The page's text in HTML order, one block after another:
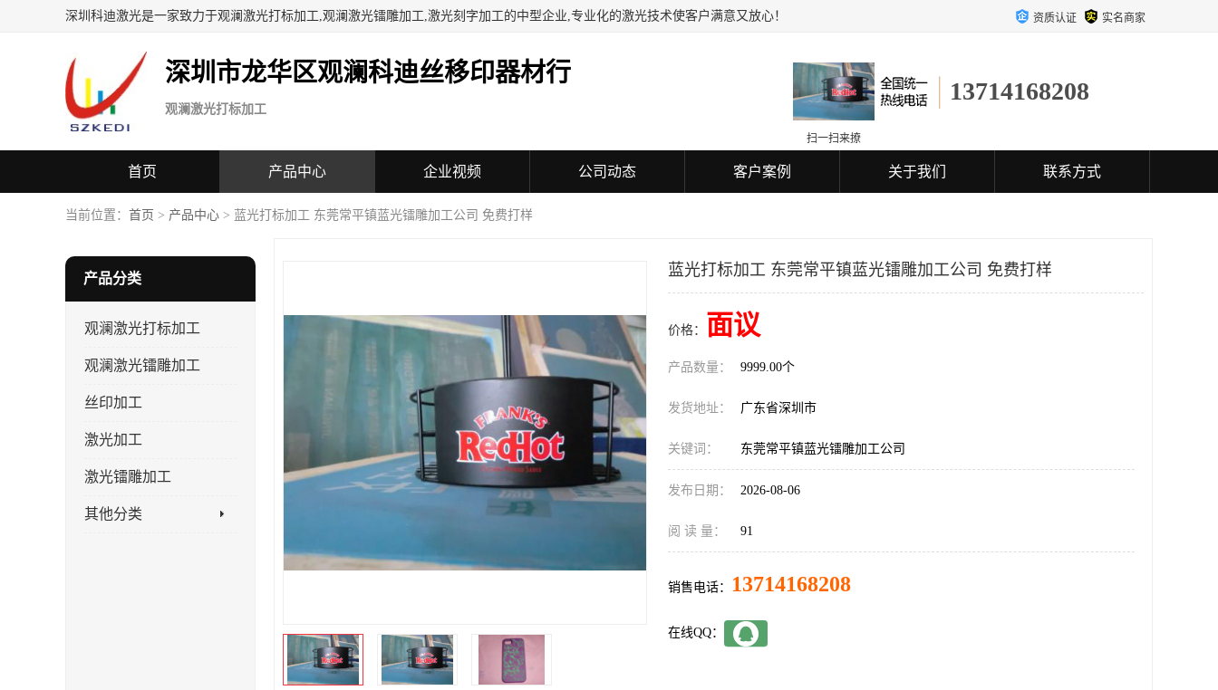
深圳科迪激光是一家致力于观澜激光打标加工,观澜激光镭雕加工,激光刻字加工的中型企业,专业化的激光技术使客户满意又放心！ 资质认证 实名商家
深圳市龙华区观澜科迪丝移印器材行
观澜激光打标加工
13714168208
扫一扫来撩
首页 产品中心 企业视频 公司动态 客户案例 关于我们 联系方式
当前位置： 首页 > 产品中心 > 蓝光打标加工 东莞常平镇蓝光镭雕加工公司 免费打样
产品分类
观澜激光打标加工
观澜激光镭雕加工
丝印加工
激光加工
激光镭雕加工
其他分类
蓝光打标加工 东莞常平镇蓝光镭雕加工公司 免费打样
价格： 面议
产品数量： 9999.00个
发货地址： 广东省深圳市
关键词： 东莞常平镇蓝光镭雕加工公司
发布日期： 2026-08-06
阅 读 量： 91
销售电话： 13714168208
在线QQ：